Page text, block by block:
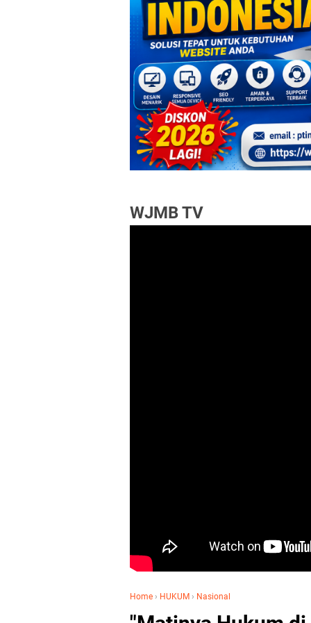
WJMB TV
Home › HUKUM › Nasional